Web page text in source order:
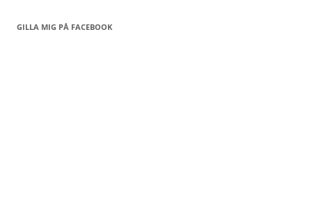
GILLA MIG PÅ FACEBOOK